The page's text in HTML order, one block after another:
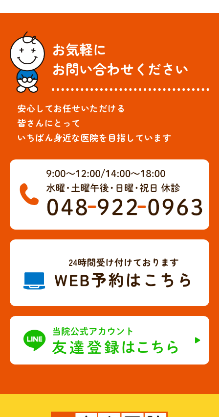
お気軽に
お問い合わせください
安心してお任せいただける
皆さんにとって
いちばん身近な医院を目指しています